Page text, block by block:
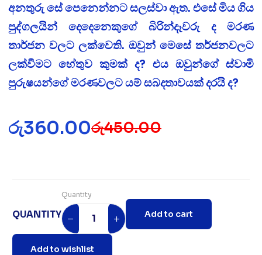
අනතුරු සේ පෙනෙන්නට සලස්වා ඇත. එසේ මිය ගිය
පුද්ගලයින් දෙදෙනෙකුගේ බිරින්දෑවරු ද මරණ
තාර්ජන වලට ලක්වෙති. ඔවුන් මෙසේ තර්ජනවලට
ලක්වීමට හේතුව කුමක් ද? එය ඔවුන්ගේ ස්වාමි
පුරුෂයන්ගේ මරණවලට යම් සබදතාවයක් දරයි ද?
රු450.00
රු360.00
QUANTITY
Quantity
Add to cart
Add to wishlist